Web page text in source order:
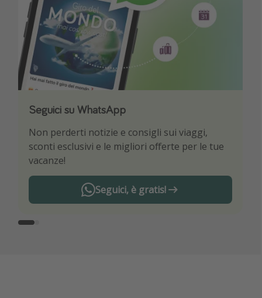
Seguici su WhatsApp
Non perderti notizie e consigli sui viaggi,
sconti esclusivi e le migliori offerte per le tue
vacanze!
Seguici, è gratis!
Scarica la nostra App
Sii il primo a conoscere le migliori offerte di
viaggio